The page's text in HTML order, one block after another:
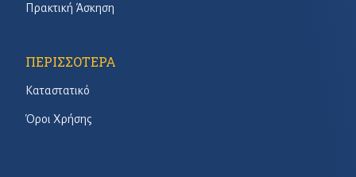
Πρακτική Άσκηση
ΠΕΡΙΣΣΟΤΕΡΑ
Καταστατικό
Όροι Χρήσης